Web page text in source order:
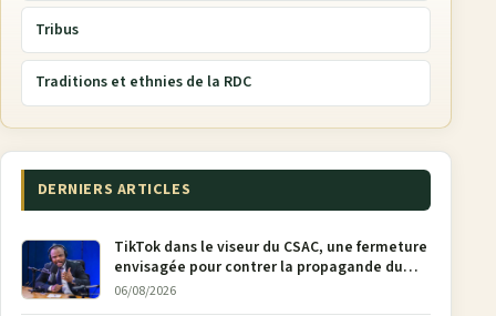
Tribus
Traditions et ethnies de la RDC
DERNIERS ARTICLES
TikTok dans le viseur du CSAC, une fermeture
envisagée pour contrer la propagande du
M23
06/08/2026